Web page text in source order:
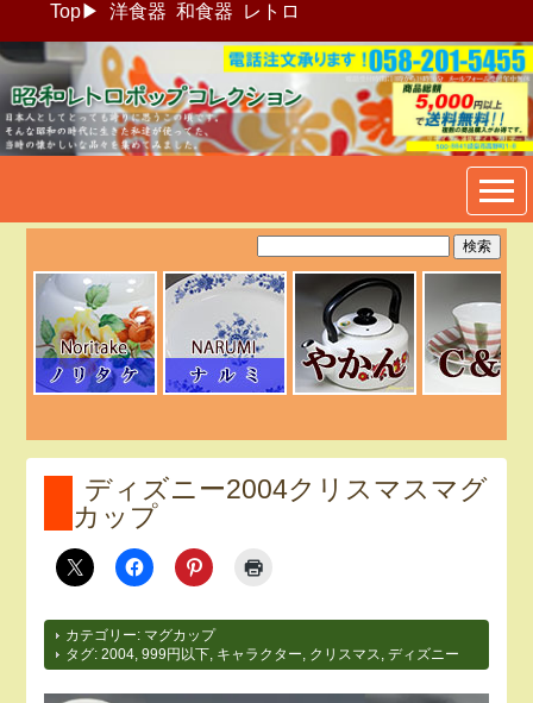
Top▶ 洋食器 和食器 レトロ
昭和レトロポップ食器生活雑
貨通販＠フリマート
ディズニー2004クリスマスマグ
カップ
カテゴリー: マグカップ
タグ:2004 ,999円以下 キャラクター クリスマス ,ディズニー